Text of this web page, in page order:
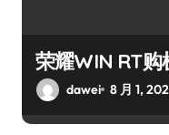
荣耀WIN RT
dawei 8 月 1,